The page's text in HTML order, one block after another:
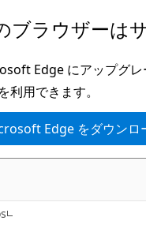
ブラウザーは
Edge にアップグレ
利用できます。
Edge をダウンロ